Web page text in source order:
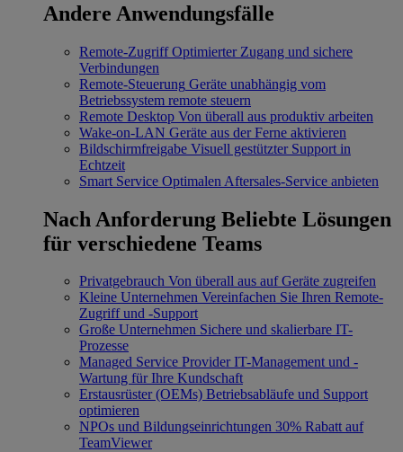
Andere Anwendungsfälle
Remote-Zugriff Optimierter Zugang und sichere
Verbindungen
Remote-Steuerung Geräte unabhängig vom
Betriebssystem remote steuern
Remote Desktop Von überall aus produktiv arbeiten
Wake-on-LAN Geräte aus der Ferne aktivieren
Bildschirmfreigabe Visuell gestützter Support in
Echtzeit
Smart Service Optimalen Aftersales-Service anbieten
Nach Anforderung Beliebte Lösungen
für verschiedene Teams
Privatgebrauch Von überall aus auf Geräte zugreifen
Kleine Unternehmen Vereinfachen Sie Ihren Remote-
Zugriff und -Support
Große Unternehmen Sichere und skalierbare IT-
Prozesse
Managed Service Provider IT-Management und -
Wartung für Ihre Kundschaft
Erstausrüster (OEMs) Betriebsabläufe und Support
optimieren
NPOs und Bildungseinrichtungen 30% Rabatt auf
TeamViewer